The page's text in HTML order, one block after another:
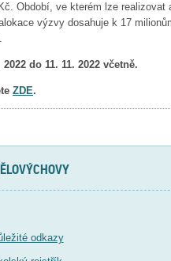
Období, ve kterém lze
výzvy dosahuje k 17
do 11. 11. 2022 včetně.
ZDE.
odkazy